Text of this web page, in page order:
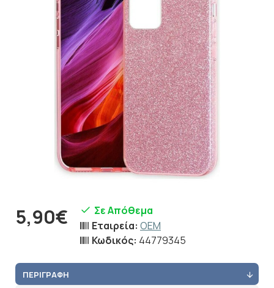
5,90€
Σε Απόθεμα
Εταιρεία: OEM
Κωδικός: 44779345
ΠΕΡΙΓΡΑΦΉ